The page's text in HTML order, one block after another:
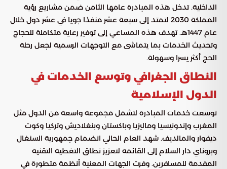
الداخلية. تدخل هذه المبادرة عامها الثامن ضمن مشاريع رؤية
المملكة 2030 لتمتد إلى سبعة عشر منفذا جويا في عشر دول خلال
عام 1447هـ. تهدف هذه المساعي إلى توفير رعاية متكاملة للحجاج
وتحديث الخدمات بما يتماشى مع التوجهات الرسمية لجعل رحلة
الحج أكثر يسرا وسهولة.
النطاق الجغرافي وتوسع الخدمات في
الدول الإسلامية
توسعت خدمات المبادرة لتشمل مجموعة واسعة من الدول مثل
المغرب وإندونيسيا وماليزيا وباكستان وبنغلاديش وتركيا وكوت
ديفوار والمالديف. شهد العام الحالي انضمام جمهورية السنغال
وبروناي دار السلام إلى القائمة لتعزيز نطاق التغطية التقنية
المقدمة للمسافرين. وفرت الجهات المعنية أنظمة متطورة في